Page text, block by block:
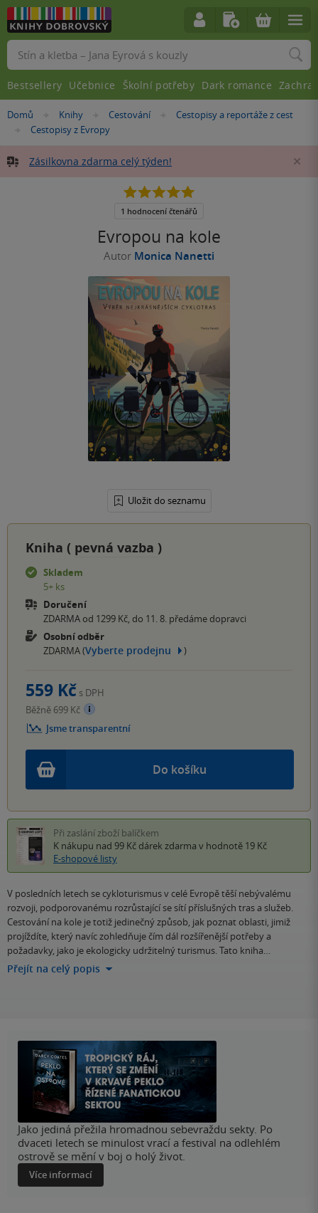
Nacházíte
Domů »Knihy »Cestování »
Cestopisy a reportáže z cest
»
Cestopisy z Evropy
Zásilkovna zdarma celý týden!
Evropou na kole
Autor Monica Nanetti
Uložit do seznamu
5.0
5
1 hodnocení čtenářů
Kniha ( pevná vazba )
Skladem
5+ ks
Doručení
ZDARMA od 1299 Kč, do 11. 8. předáme dopravci
Osobní odběr
ZDARMA (Vyberte prodejnu )
Do košíku
559 Kč s DPH
Běžně 699 Kč
Jsme transparentní
Při zaslání zboží balíčkem
K nákupu nad 99 Kč dárek zdarma v hodnotě 19 Kč
E-shopové listy
V posledních letech se cykloturismus v celé Evropě těší nebývalému
rozvoji, podporovanému rozrůstající se sítí příslušných tras a služeb.
Cestování na kole je totiž jedinečný způsob, jak poznat oblasti, jimiž
projíždíte, který navíc zohledňuje čím dál rozšířenější potřeby a
požadavky, jako je ekologicky udržitelný turismus. Tato kniha…
Přejít na celý popis
Jako jediná přežila hromadnou sebevraždu sekty. Po
dvaceti letech se minulost vrací a festival na odlehlém
ostrově se mění v boj o holý život.
Více informací
Vyhledávání
Bestsellery Učebnice Školní potřeby Dark romance